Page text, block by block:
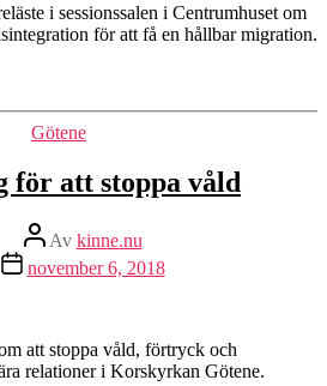
i sessionssalen i Centrumhuset om
för att få en hållbar migration.
Kategorier
Götene
för att stoppa våld
Inläggsförfattare
Av kinne.nu
Inläggsdatum
november 6, 2018
att stoppa våld, förtryck och
relationer i Korskyrkan Götene.